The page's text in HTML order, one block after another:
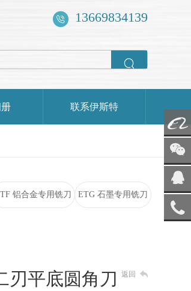
 13669834139
联系伊斯特
铝合金专用铣刀 ETG 石墨专用铣刀
刃平底圆角刀 返回
阿里
巴巴
添加
微信
电子
邮箱